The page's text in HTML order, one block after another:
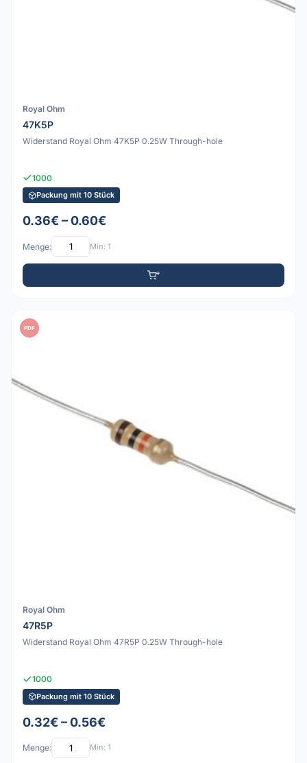
Royal Ohm
47K5P
Widerstand Royal Ohm 47K5P 0.25W Through-hole
1000
Packung mit 10 Stück
0.36€ – 0.60€
Menge: Min: 1
PDF
Royal Ohm
47R5P
Widerstand Royal Ohm 47R5P 0.25W Through-hole
1000
Packung mit 10 Stück
0.32€ – 0.56€
Menge: Min: 1